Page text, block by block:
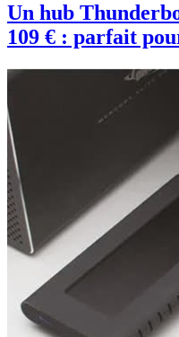
Un hub
109 € : parfait